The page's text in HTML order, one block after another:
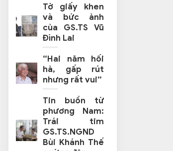
Tờ giấy khen
và bức ảnh
của GS.TS Vũ
Đình Lai
“Hai năm hối
hả, gấp rút
nhưng rất vui”
Tin buồn từ
phương Nam:
Trái tim
GS.TS.NGND
Bùi Khánh Thế